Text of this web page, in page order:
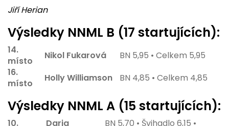
Jiří Herian
Výsledky NNML B (17 startujících):
14.
místo
Nikol Fukarová
BN 5,95 • Celkem 5,95
16.
místo
HollyWilliamson BN 4,85 • Celkem 4,85
Výsledky NNML A (15 startujících):
10.
Darja
BN 5,70 • Švihadlo 6,15 •